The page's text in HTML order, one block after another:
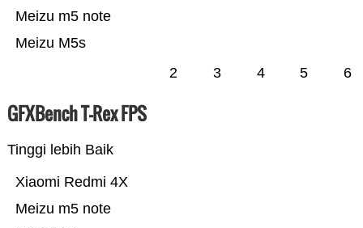
Meizu M5s
Meizu m5 note
2 3 4 5 6
GFXBench T-Rex FPS
Tinggi lebih Baik
Meizu m5 note
Xiaomi Redmi 4X